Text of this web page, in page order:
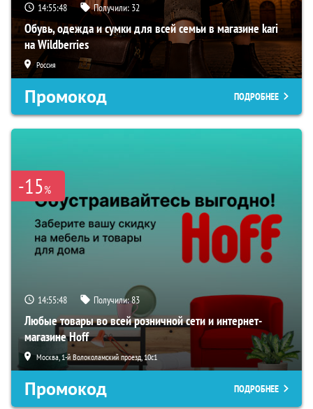
14:55:47 Получили: 32
Обувь, одежда и сумки для всей семьи в магазине kari
на Wildberries
Россия
Промокод ПОДРОБНЕЕ
-15%
14:55:47 Получили:83
Любые товары во всей розничной сети и интернет-
магазине Hoff
Москва, 1-й Волоколамский проезд, 10с1
Промокод ПОДРОБНЕЕ